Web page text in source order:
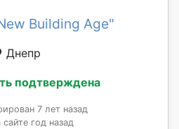
Building Age"
Днепр
подтверждена
7 лет назад
год назад